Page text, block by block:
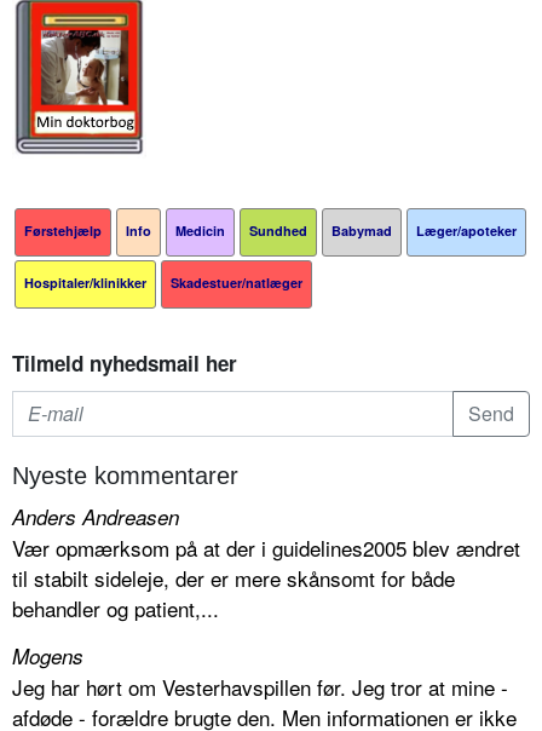
Førstehjælp Info Medicin Sundhed Babymad Læger/apoteker
Hospitaler/klinikker Skadestuer/natlæger
Tilmeld nyhedsmail her
Nyeste kommentarer
Anders Andreasen
Vær opmærksom på at der i guidelines2005 blev ændret
til stabilt sideleje, der er mere skånsomt for både
behandler og patient,...
Mogens
Jeg har hørt om Vesterhavspillen før. Jeg tror at mine -
afdøde - forældre brugte den. Men informationen er ikke